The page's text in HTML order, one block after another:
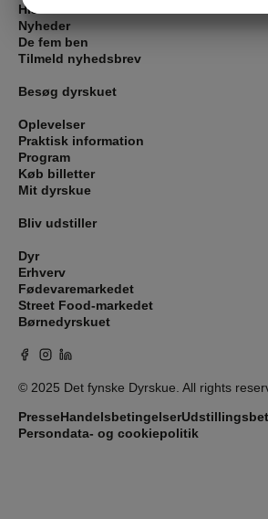
Historien
Nyheder
De fem ben
Tilmeld nyhedsbrev
Besøg dyrskuet
Oplevelser
Praktisk information
Program
Køb billetter
Mit dyrskue
Bliv udstiller
Dyr
Erhverv
Fødevaremarkedet
Street Food-markedet
Børnedyrskuet
© 2025 Det fynske Dyrskue. All rights
PresseHandelsbetingelser
Persondata- og cookiepolitik